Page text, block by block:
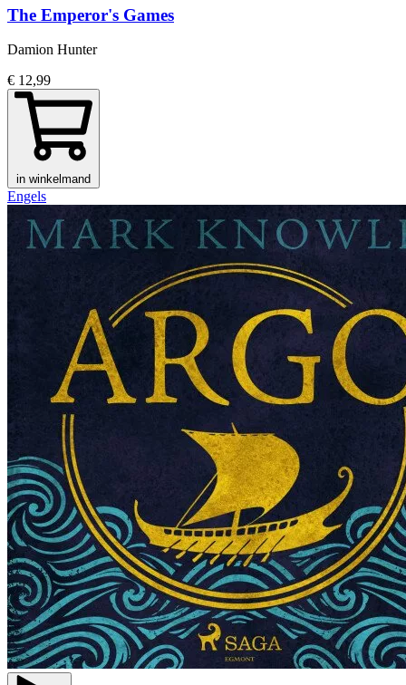
The Emperor's Games
Damion Hunter
€ 12,99
in winkelmand
Engels